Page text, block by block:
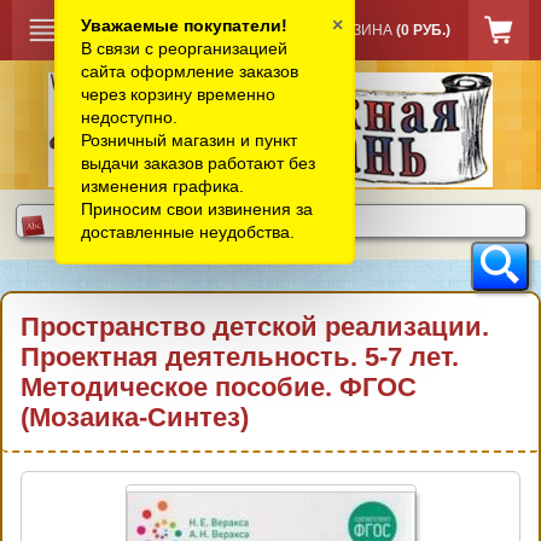
КОРЗИНА (0 РУБ.)
Пространство детской реализации.
Проектная деятельность. 5-7 лет.
Методическое пособие. ФГОС
(Мозаика-Синтез)
Уважаемые покупатели!
В связи с реорганизацией
сайта оформление заказов
через корзину временно
недоступно.
Розничный магазин и пункт
выдачи заказов работают без
изменения графика.
Приносим свои извинения за
доставленные неудобства.
×